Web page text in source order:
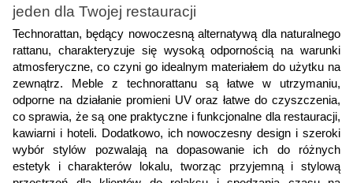
jeden dla Twojej restauracji
Technorattan, będący nowoczesną alternatywą dla naturalnego
rattanu, charakteryzuje się wysoką odpornością na warunki
atmosferyczne, co czyni go idealnym materiałem do użytku na
zewnątrz. Meble z technorattanu są łatwe w utrzymaniu,
odporne na działanie promieni UV oraz łatwe do czyszczenia,
co sprawia, że są one praktyczne i funkcjonalne dla restauracji,
kawiarni i hoteli. Dodatkowo, ich nowoczesny design i szeroki
wybór stylów pozwalają na dopasowanie ich do różnych
estetyk i charakterów lokalu, tworząc przyjemną i stylową